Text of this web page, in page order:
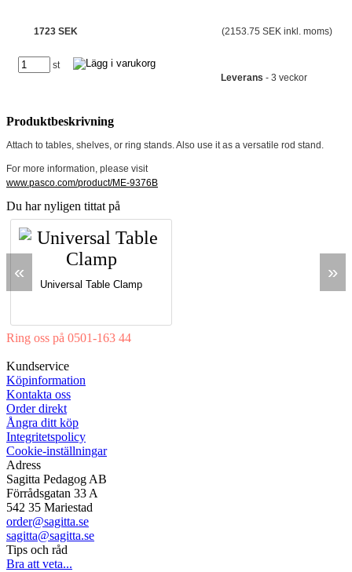
1723 SEK (2153.75 SEK inkl. moms)
st
Leverans - 3 veckor
Produktbeskrivning
Attach to tables, shelves, or ring stands. Also use it as a versatile rod stand.
For more information, please visit
www.pasco.com/product/ME-9376B
Du har nyligen tittat på
«
Universal Table Clamp
»
Ring oss på 0501-163 44
Kundservice
Köpinformation
Kontakta oss
Order direkt
Ångra ditt köp
Integritetspolicy
Cookie-inställningar
Adress
Sagitta Pedagog AB
Förrådsgatan 33 A
542 35 Mariestad
order@sagitta.se
sagitta@sagitta.se
Tips och råd
Bra att veta...